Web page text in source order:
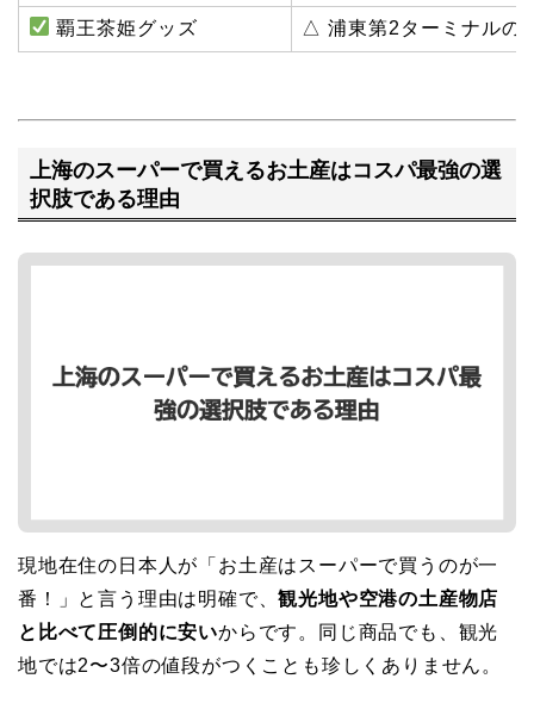
覇王茶姫グッズ △ 浦東第2ターミナルの
上海のスーパーで買えるお土産はコスパ最強の選
択肢である理由
現地在住の日本人が「お土産はスーパーで買うのが一
番！」と言う理由は明確で、観光地や空港の土産物店
と比べて圧倒的に安いからです。同じ商品でも、観光
地では2〜3倍の値段がつくことも珍しくありません。